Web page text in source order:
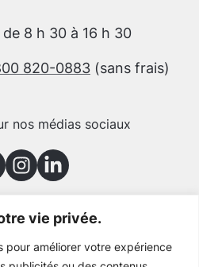
vie privée.
pour améliorer votre expérience
8 h 30 à 16 h 30
820-0883 (sans frais)
nos médias sociaux
partenaires